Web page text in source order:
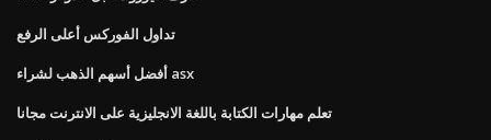
تداول الفوركس أعلى الرفع
أفضل أسهم الذهب لشراء asx
تعلم مهارات الكتابة باللغة الانجليزية على الانترنت مجانا